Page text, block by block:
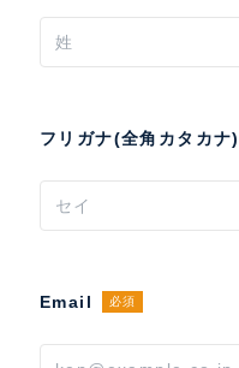
フリガナ(全角カタカナ)
Email 必須